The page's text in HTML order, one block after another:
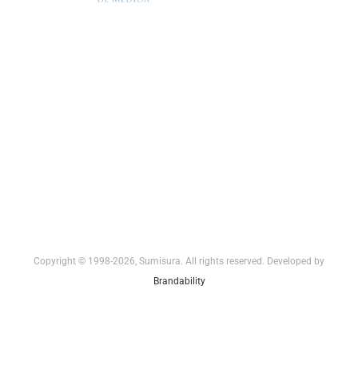
Copyright © 1998-2026, Sumisura. All rights reserved. Developed by
Brandability